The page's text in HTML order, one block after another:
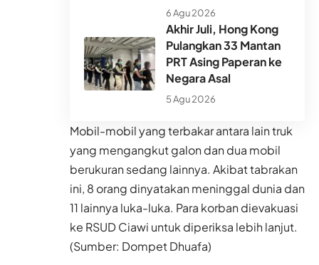
6 Agu 2026
Akhir Juli, Hong Kong
Pulangkan 33 Mantan
PRT Asing Paperan ke
Negara Asal
5 Agu 2026
Mobil-mobil yang terbakar antara lain truk
yang mengangkut galon dan dua mobil
berukuran sedang lainnya. Akibat tabrakan
ini, 8 orang dinyatakan meninggal dunia dan
11 lainnya luka-luka. Para korban dievakuasi
ke RSUD Ciawi untuk diperiksa lebih lanjut.
(Sumber: Dompet Dhuafa)